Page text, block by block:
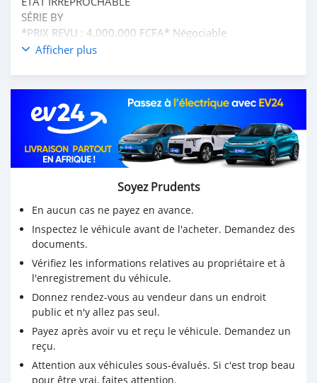
SÉRIE BY
*PRIX REVU : 4.000.000 FCFA* Négociable
AKPAKPA
WhatsApp 60976023
Afficher plus
Soyez Prudents
En aucun cas ne payez en avance.
Inspectez le véhicule avant de l'acheter. Demandez des
documents.
Vérifiez les informations relatives au propriétaire et à
l'enregistrement du véhicule.
Donnez rendez-vous au vendeur dans un endroit
public et n'y allez pas seul.
Payez après avoir vu et reçu le véhicule. Demandez un
reçu.
Attention aux véhicules sous-évalués. Si c'est trop beau
pour être vrai, faites attention.